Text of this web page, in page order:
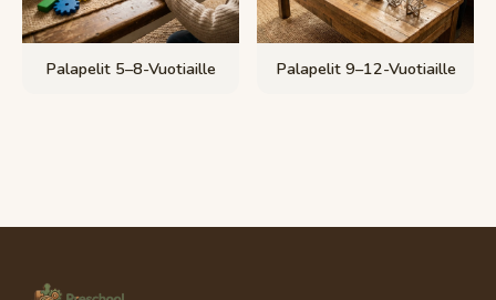
Palapelit 5–8-Vuotiaille Palapelit 9–12-Vuotiaille